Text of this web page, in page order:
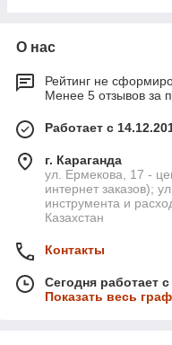
О нас
Рейтинг не
Менее 5 отзывов за
Работает с
г. Караганда
ул. Ермекова, 17 -
интернет заказов);
инструмента и
Казахстан
Контакты
Сегодня работает
Показать весь